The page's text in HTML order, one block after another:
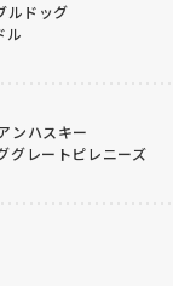
ルドッグ
ル
ンハスキー
グレートピレニーズ